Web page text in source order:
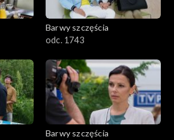
Barwy szczęścia
odc. 1743
Barwy szczęścia